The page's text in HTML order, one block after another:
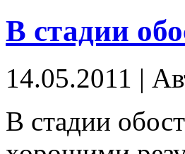
В стадии
14.05.2011 |
В стадии